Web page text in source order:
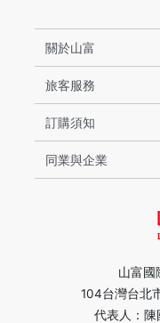
山富國
104台灣台北
代表人：
關於山富
旅客服務
訂購須知
同業與企業